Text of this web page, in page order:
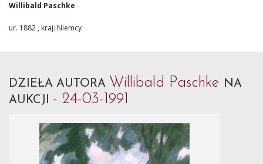
Willibald Paschke
ur. 1882 , kraj: Niemcy
DZIEŁA AUTORA Willibald Paschke NA
AUKCJI - 24-03-1991